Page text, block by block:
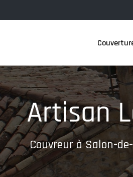
Couvreur à Salon-